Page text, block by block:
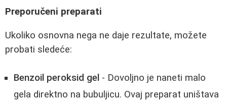
Preporučeni preparati
Ukoliko osnovna nega ne daje rezultate, možete
probati sledeće:
Benzoil peroksid gel - Dovoljno je naneti malo
gela direktno na bubuljicu. Ovaj preparat uništava